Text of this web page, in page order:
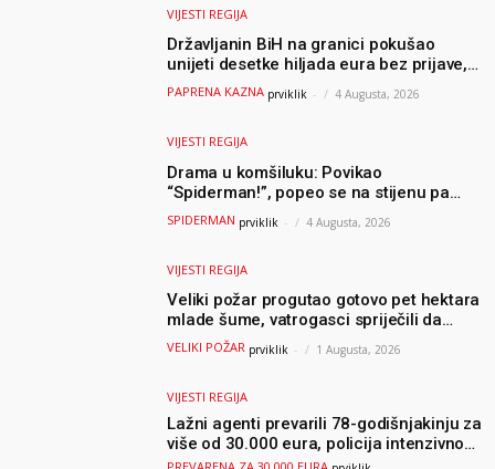
VIJESTI REGIJA
Državljanin BiH na granici pokušao
unijeti desetke hiljada eura bez prijave,
uslijedila “paprena” kazna
PAPRENA KAZNA prviklik - 4 Augusta, 2026
VIJESTI REGIJA
Drama u komšiluku: Povikao
“Spiderman!”, popeo se na stijenu pa
ostao zarobljen
SPIDERMAN prviklik - 4 Augusta, 2026
VIJESTI REGIJA
Veliki požar progutao gotovo pet hektara
mlade šume, vatrogasci spriječili da
dođe do još veće katastrofe
VELIKI POŽAR prviklik - 1 Augusta, 2026
VIJESTI REGIJA
Lažni agenti prevarili 78-godišnjakinju za
više od 30.000 eura, policija intenzivno
traga za počiniteljima